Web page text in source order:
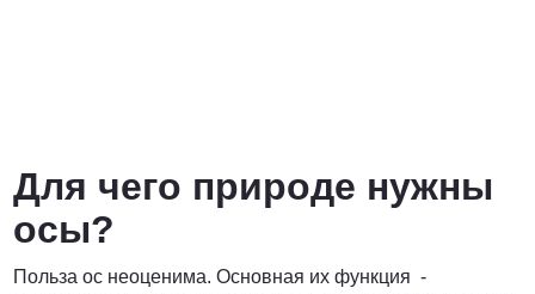
Для чего природе нужны
осы?
Польза ос неоценима. Основная их функция -